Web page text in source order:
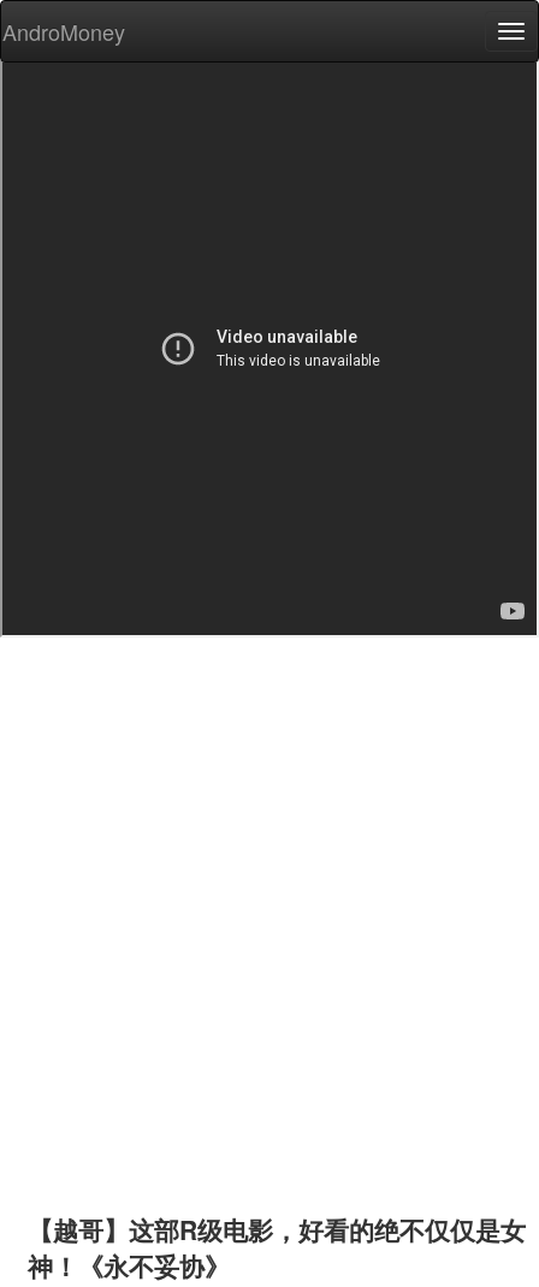
AndroMoney
【越哥】这部R级电影，好看的绝不仅仅是女
神！《永不妥协》